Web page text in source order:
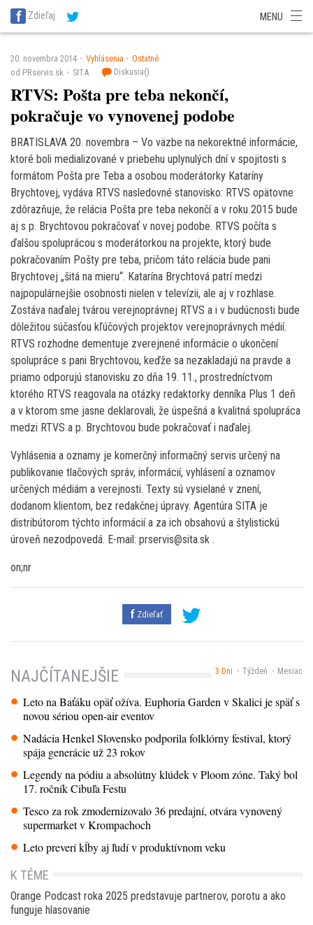
SITA Energetika
SITA Potravinárstvo
Zdieľaj MENU
20. novembra 2014 Vyhlásenia
Ostatné
od PRservis.sk
SITA Diskusia()
RTVS: Pošta pre teba nekončí,
pokračuje vo vynovenej podobe
BRATISLAVA 20. novembra – Vo väzbe na nekorektné informácie,
ktoré boli medializované v priebehu uplynulých dní v spojitosti s
formátom Pošta pre Teba a osobou moderátorky Kataríny
Brychtovej, vydáva RTVS nasledovné stanovisko: RTVS opätovne
zdôrazňuje, že relácia Pošta pre teba nekončí a v roku 2015 bude
aj s p. Brychtovou pokračovať v novej podobe. RTVS počíta s
ďalšou spoluprácou s moderátorkou na projekte, ktorý bude
pokračovaním Pošty pre teba, pričom táto relácia bude pani
Brychtovej „šitá na mieru“. Katarína Brychtová patrí medzi
najpopulárnejšie osobnosti nielen v televízii, ale aj v rozhlase.
Zostáva naďalej tvárou verejnoprávnej RTVS a i v budúcnosti bude
dôležitou súčasťou kľúčových projektov verejnoprávnych médií.
RTVS rozhodne dementuje zverejnené informácie o ukončení
spolupráce s pani Brychtovou, keďže sa nezakladajú na pravde a
priamo odporujú stanovisku zo dňa 19. 11., prostredníctvom
ktorého RTVS reagovala na otázky redaktorky denníka Plus 1 deň
a v ktorom sme jasne deklarovali, že úspešná a kvalitná spolupráca
medzi RTVS a p. Brychtovou bude pokračovať i naďalej.
Vyhlásenia a oznamy je komerčný informačný servis určený na
publikovanie tlačových správ, informácií, vyhlásení a oznamov
určených médiám a verejnosti. Texty sú vysielané v znení,
dodanom klientom, bez redakčnej úpravy. Agentúra SITA je
distribútorom týchto informácií a za ich obsahovú a štylistickú
úroveň nezodpovedá. E-mail: prservis@sita.sk .
on;nr
Zdieľať
3 Dni Týždeň Mesiac
NAJČÍTANEJŠIE
Leto na Baťáku opäť ožíva. Euphoria Garden v Skalici je späť s
novou sériou open-air eventov
Nadácia Henkel Slovensko podporila folklórny festival, ktorý
spája generácie už 23 rokov
Legendy na pódiu a absolútny klúdek v Ploom zóne. Taký bol
17. ročník Cibuľa Festu
Tesco za rok zmodernizovalo 36 predajní, otvára vynovený
supermarket v Krompachoch
Leto preverí kĺby aj ľudí v produktívnom veku
K TÉME
Orange Podcast roka 2025 predstavuje partnerov, porotu a ako
funguje hlasovanie